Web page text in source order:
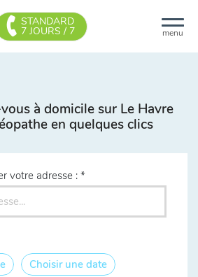
menu
STANDARD
7 JOURS / 7
à domicile sur Le Havre
en quelques clics
votre adresse :
Choisir une date